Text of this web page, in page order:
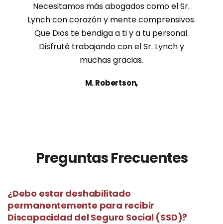
Necesitamos más abogados como el Sr.
Lynch con corazón y mente comprensivos.
Que Dios te bendiga a ti y a tu personal.
Disfruté trabajando con el Sr. Lynch y
muchas gracias.
M. Robertson,
Preguntas Frecuentes
¿Debo estar deshabilitado
permanentemente para recibir
Discapacidad del Seguro Social (SSD)?